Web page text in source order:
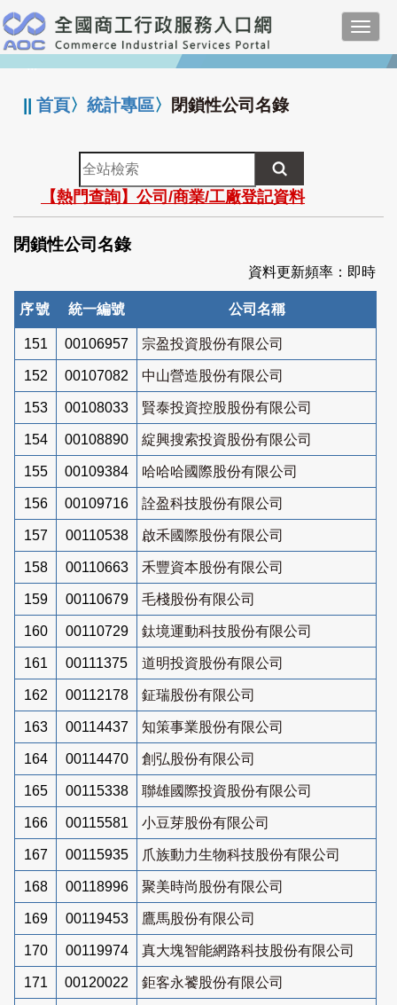
跳
到
主
要
:::
||首頁〉統計專區〉 閉鎖性公司名錄
全
站
檢
索
【熱門查詢】公司/商業/工廠登記資料
閉鎖性公司名錄
資料更新頻率：即時
序號 統一編號 公司名稱
151 00106957 宗盈投資股份有限公司
152 00107082 中山營造股份有限公司
153 00108033 賢泰投資控股股份有限公司
154 00108890 綻興搜索投資股份有限公司
155 00109384 哈哈哈國際股份有限公司
156 00109716 詮盈科技股份有限公司
157 00110538 啟禾國際股份有限公司
158 00110663 禾豐資本股份有限公司
159 00110679 毛棧股份有限公司
160 00110729 鈦境運動科技股份有限公司
161 00111375 道明投資股份有限公司
162 00112178 鉦瑞股份有限公司
163 00114437 知策事業股份有限公司
164 00114470 創弘股份有限公司
165 00115338 聯雄國際投資股份有限公司
166 00115581 小豆芽股份有限公司
167 00115935 爪族動力生物科技股份有限公司
168 00118996 聚美時尚股份有限公司
169 00119453 鷹馬股份有限公司
170 00119974 真大塊智能網路科技股份有限公司
171 00120022 鉅客永饕股份有限公司